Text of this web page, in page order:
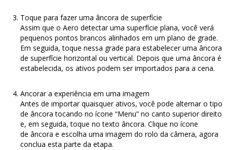
Toque para fazer uma âncora de superfície
Assim que o Aero detectar uma superfície plana, você verá
pequenos pontos brancos alinhados em um plano de grade.
Em seguida, toque nessa grade para estabelecer uma âncora
de superfície horizontal ou vertical. Depois que uma âncora é
estabelecida, os ativos podem ser importados para a cena.
Ancorar a experiência em uma imagem
Antes de importar quaisquer ativos, você pode alternar o tipo
de âncora tocando no ícone “Menu” no canto superior direito
e, em seguida, toque no texto âncora. Clique no ícone
de âncora e escolha uma imagem do rolo da câmera, agora
conclua esta parte da etapa.